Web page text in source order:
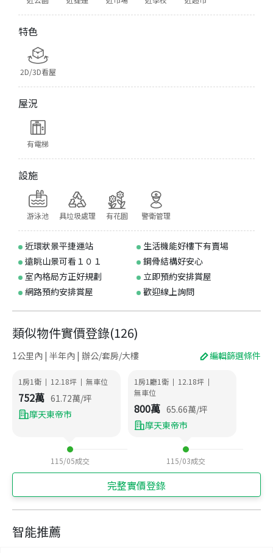
特色
2D/3D看屋
屋況
有電梯
設施
游泳池 具垃圾處理 有花園 警衛管理
近環狀景平捷運站
生活機能好樓下有賣場
遠眺山景可看１０１
鋼骨結構好安心
室內格局方正好規劃
立即預約安排賞屋
網路預約安排賞屋
歡迎線上詢問
類似物件實價登錄(126)
1公里內 | 半年內 | 辦公/套房/大樓 編輯篩選條件
1房1衛 | 12.18坪 | 無車位
752萬 61.72萬/坪
摩天東帝市
115/05成交
1房1廳1衛 | 12.18坪 |
無車位
800萬 65.66萬/坪
摩天東帝市
115/03成交
完整實價登錄
智能推薦